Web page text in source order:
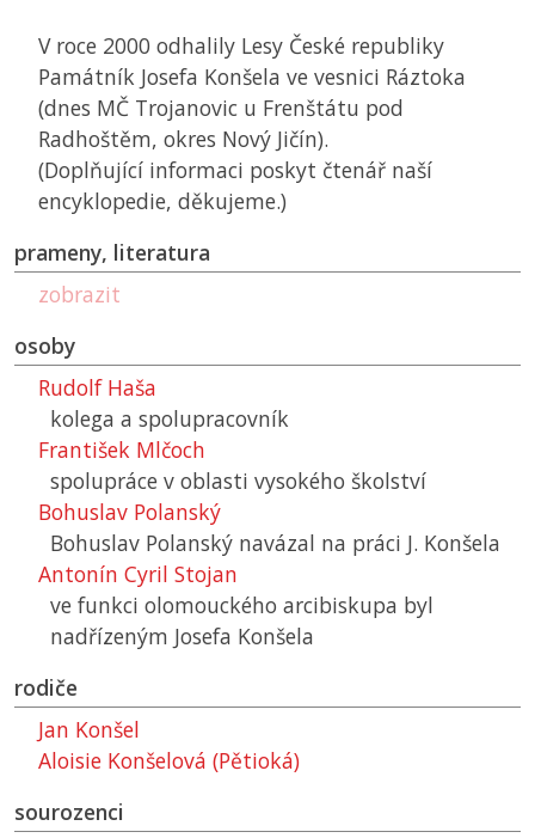
V roce 2000 odhalily Lesy České republiky
Památník Josefa Konšela ve vesnici Ráztoka
(dnes MČ Trojanovic u Frenštátu pod
Radhoštěm, okres Nový Jičín).
(Doplňující informaci poskyt čtenář naší
encyklopedie, děkujeme.)
prameny, literatura
zobrazit
osoby
Rudolf Haša
kolega a spolupracovník
František Mlčoch
spolupráce v oblasti vysokého školství
Bohuslav Polanský
Bohuslav Polanský navázal na práci J. Konšela
Antonín Cyril Stojan
ve funkci olomouckého arcibiskupa byl
nadřízeným Josefa Konšela
rodiče
Jan Konšel
Aloisie Konšelová (Pětioká)
sourozenci